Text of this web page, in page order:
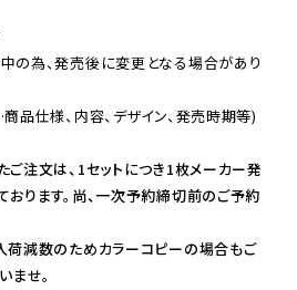
の為、発売後に変更となる場合があり
仕様、内容、デザイン、発売時期等)
注文は、1セットにつき1枚メーカー発
ります。尚、一次予約締切前のご予約
荷減数のためカラーコピーの場合もご
ませ。